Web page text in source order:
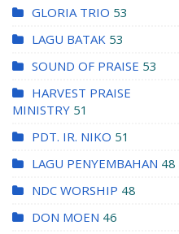
GLORIA TRIO 53
LAGU BATAK 53
SOUND OF PRAISE 53
HARVEST PRAISE
MINISTRY 51
PDT. IR. NIKO 51
LAGU PENYEMBAHAN 48
NDC WORSHIP 48
DON MOEN 46